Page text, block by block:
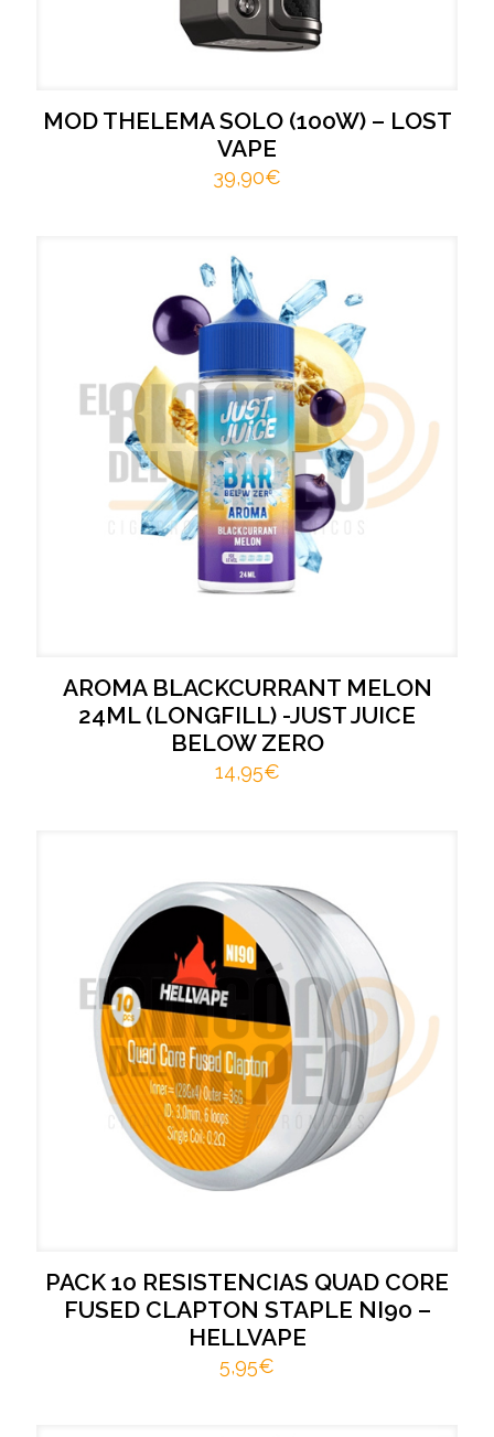
MOD THELEMA SOLO (100W) – LOST
VAPE
39,90€
AROMA BLACKCURRANT MELON
24ML (LONGFILL) -JUST JUICE
BELOW ZERO
14,95€
PACK 10 RESISTENCIAS QUAD CORE
FUSED CLAPTON STAPLE NI90 –
HELLVAPE
5,95€